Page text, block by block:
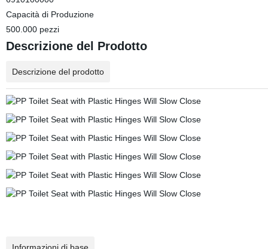
Capacità di Produzione
500.000 pezzi
Descrizione del Prodotto
Descrizione del prodotto